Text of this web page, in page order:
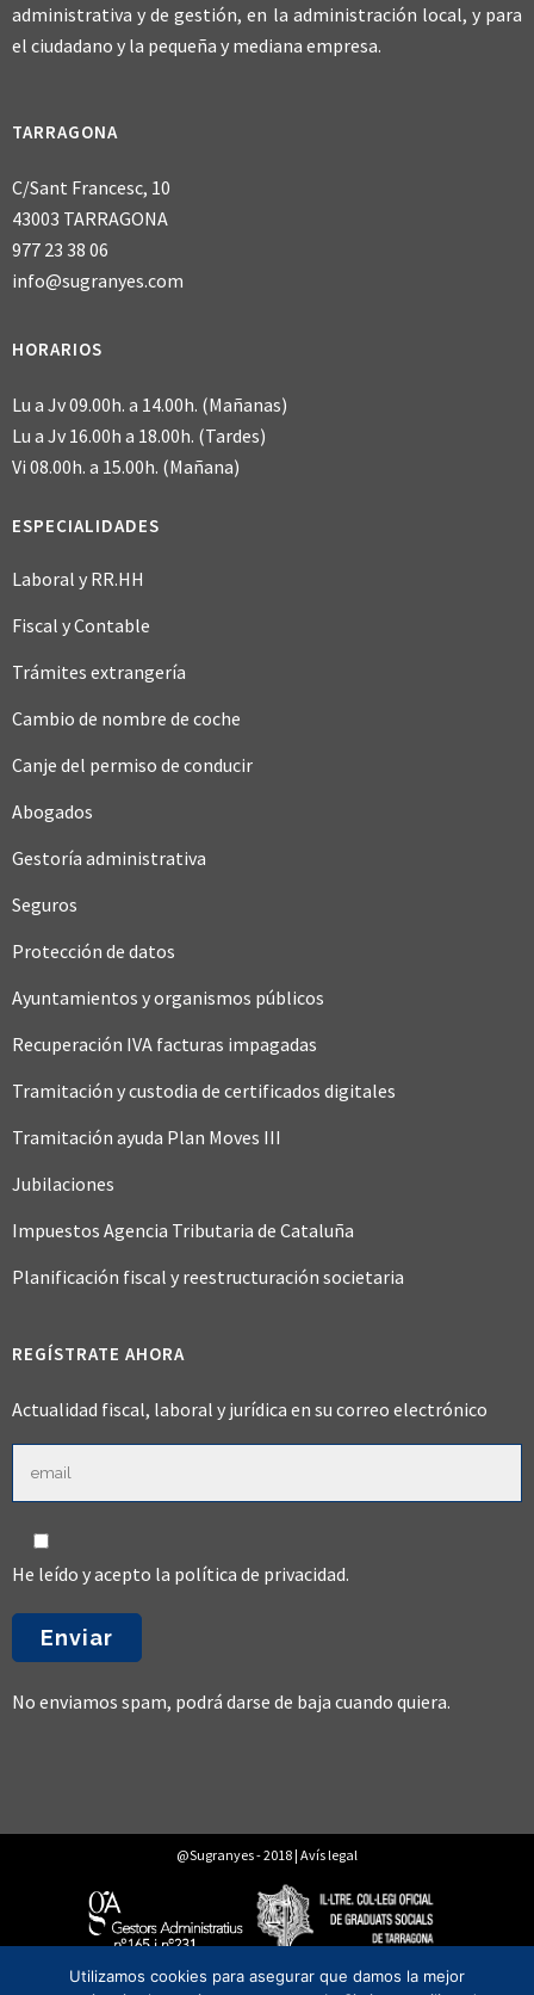
administrativa y de gestión, en la administración local, y para
el ciudadano y la pequeña y mediana empresa.
TARRAGONA
C/Sant Francesc, 10
43003 TARRAGONA
977 23 38 06
info@sugranyes.com
HORARIOS
Lu a Jv 09.00h. a 14.00h. (Mañanas)
Lu a Jv 16.00h a 18.00h. (Tardes)
Vi 08.00h. a 15.00h. (Mañana)
ESPECIALIDADES
Laboral y RR.HH
Fiscal y Contable
Trámites extrangería
Cambio de nombre de coche
Canje del permiso de conducir
Abogados
Gestoría administrativa
Seguros
Protección de datos
Ayuntamientos y organismos públicos
Recuperación IVA facturas impagadas
Tramitación y custodia de certificados digitales
Tramitación ayuda Plan Moves III
Jubilaciones
Impuestos Agencia Tributaria de Cataluña
Planificación fiscal y reestructuración societaria
REGÍSTRATE AHORA
Actualidad fiscal, laboral y jurídica en su correo electrónico
He leído y acepto la política de privacidad.
No enviamos spam, podrá darse de baja cuando quiera.
@Sugranyes - 2018 | Avís legal
Utilizamos cookies para asegurar que damos la mejor